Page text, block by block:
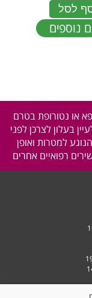
לסל
נוספים
או נטורופת בטרם
בעלון לצרכן לפני
למטרות ואופן
רפואיים אחרים